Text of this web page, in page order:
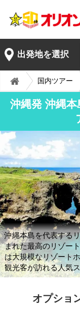
出発地を選択
国内ツアー
沖縄発 沖縄
沖縄本島を代表する
まれた最高のリゾー
は大規模なリゾート
観光客が訪れる人気
オプショ